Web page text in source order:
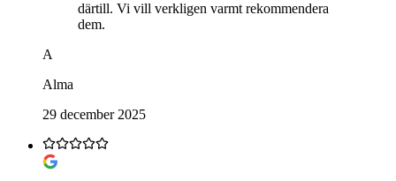
därtill. Vi vill verkligen varmt rekommendera
dem.
A
Alma
29 december 2025